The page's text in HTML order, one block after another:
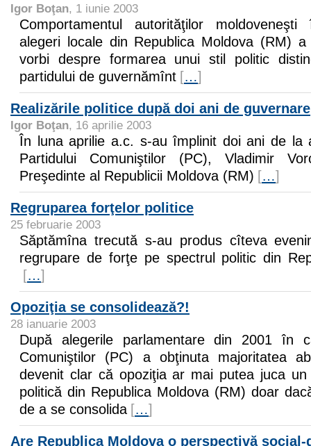
Igor Boţan, 1 iunie 2003
Comportamentul autorităţilor
alegeri locale din Republica Moldova (RM)
vorbi despre formarea unui stil politic
partidului de guvernămînt […]
Realizările politice după doi ani de guvernare
Igor Boţan, 16 aprilie 2003
În luna aprilie a.c. s-au împlinit doi ani de la
Partidului Comuniştilor (PC), Vladimir
Preşedinte al Republicii Moldova (RM) […]
Regruparea forţelor politice
25 februarie 2003
Săptămîna trecută s-au produs cîteva
regrupare de forţe pe spectrul politic din
[…]
Opoziţia se consolidează?!
28 ianuarie 2003
După alegerile parlamentare din 2001 în
Comuniştilor (PC) a obţinuta majoritatea
devenit clar că opoziţia ar mai putea juca
politică din Republica Moldova (RM) doar
de a se consolida […]
Are Republica Moldova o perspectivă social-